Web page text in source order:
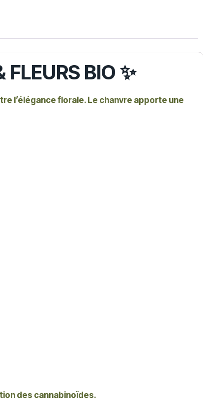
BIO ✨
l’élégance florale. Le chanvre apporte une
des cannabinoïdes.